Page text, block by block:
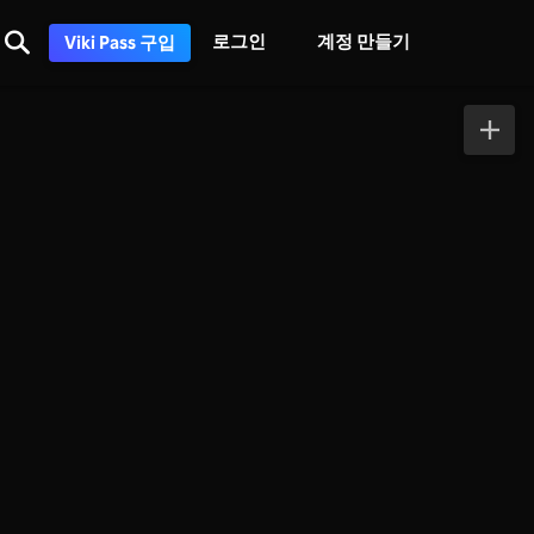
Viki Pass 구입 로그인 계정 만들기